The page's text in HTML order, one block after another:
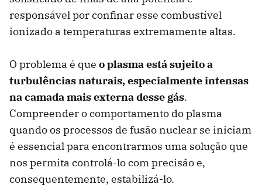
responsável por confinar esse combustível
ionizado a temperaturas extremamente altas.
O problema é que o plasma está sujeito a
turbulências naturais, especialmente intensas
na camada mais externa desse gás.
Compreender o comportamento do plasma
quando os processos de fusão nuclear se iniciam
é essencial para encontrarmos uma solução que
nos permita controlá-lo com precisão e,
consequentemente, estabilizá-lo.